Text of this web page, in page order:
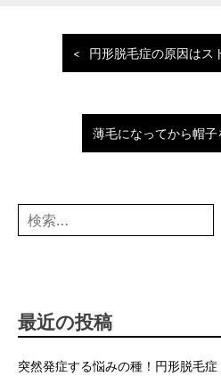
ョ
ン
円形脱毛症の原因はス
薄毛になってから帽
検
索:
最近の投稿
突然発症する悩みの種！円形脱毛症